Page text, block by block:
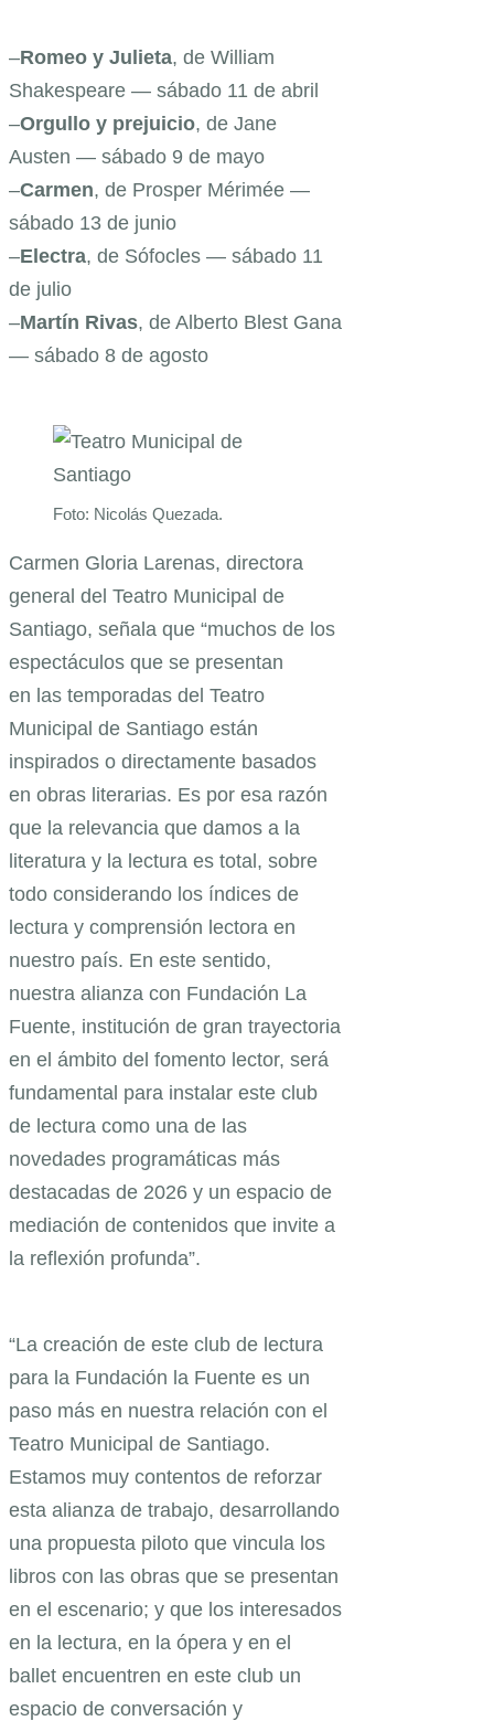
–Romeo y Julieta, de William
Shakespeare — sábado 11 de abril
–Orgullo y prejuicio, de Jane
Austen — sábado 9 de mayo
–Carmen, de Prosper Mérimée —
sábado 13 de junio
–Electra, de Sófocles — sábado 11
de julio
–Martín Rivas, de Alberto Blest Gana
— sábado 8 de agosto
Foto: Nicolás Quezada.
Carmen Gloria Larenas, directora
general del Teatro Municipal de
Santiago, señala que “muchos de los
espectáculos que se presentan
en las temporadas del Teatro
Municipal de Santiago están
inspirados o directamente basados
en obras literarias. Es por esa razón
que la relevancia que damos a la
literatura y la lectura es total, sobre
todo considerando los índices de
lectura y comprensión lectora en
nuestro país. En este sentido,
nuestra alianza con Fundación La
Fuente, institución de gran trayectoria
en el ámbito del fomento lector, será
fundamental para instalar este club
de lectura como una de las
novedades programáticas más
destacadas de 2026 y un espacio de
mediación de contenidos que invite a
la reflexión profunda”.
“La creación de este club de lectura
para la Fundación la Fuente es un
paso más en nuestra relación con el
Teatro Municipal de Santiago.
Estamos muy contentos de reforzar
esta alianza de trabajo, desarrollando
una propuesta piloto que vincula los
libros con las obras que se presentan
en el escenario; y que los interesados
en la lectura, en la ópera y en el
ballet encuentren en este club un
espacio de conversación y